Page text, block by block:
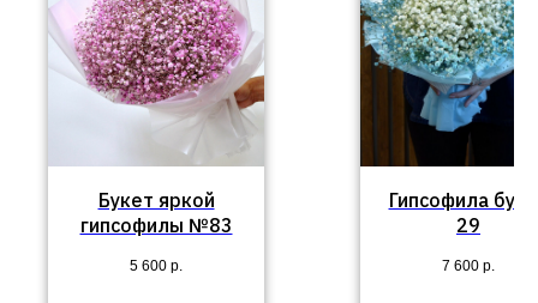
Букет яркой
гипсофилы №83
5 600 р.
Гипсофила
29
7 600 р.